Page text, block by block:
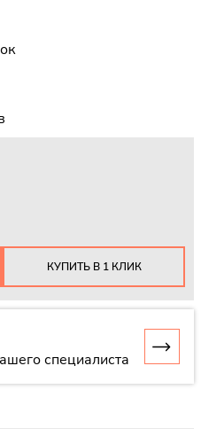
КУПИТЬ В 1 КЛИК
специалиста